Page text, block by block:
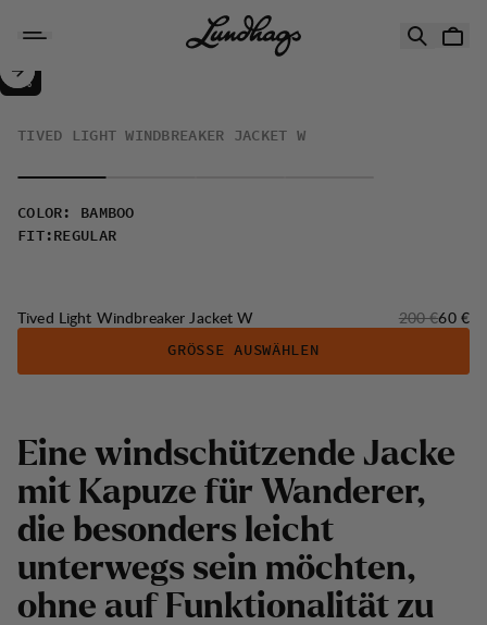
Tived Light Windbreaker Jacket W
VERKAUF
70%
TIVED LIGHT WINDBREAKER JACKET W
COLOR :
BAMBOO
FIT: REGULAR
Tived Light Windbreaker Jacket W Originalpreis:
200 €60 €
GRÖSSE AUSWÄHLEN
Eine windschützende Jacke
mit Kapuze für Wanderer,
die besonders leicht
unterwegs sein möchten,
ohne auf Funktionalität zu